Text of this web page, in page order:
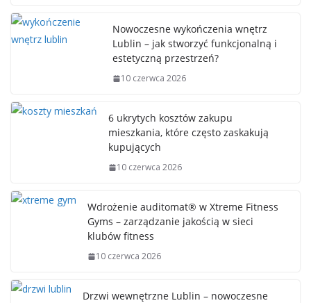
Nowoczesne wykończenia wnętrz
Lublin – jak stworzyć funkcjonalną i
estetyczną przestrzeń?
10 czerwca 2026
6 ukrytych kosztów zakupu
mieszkania, które często zaskakują
kupujących
10 czerwca 2026
Wdrożenie auditomat® w Xtreme Fitness
Gyms – zarządzanie jakością w sieci
klubów fitness
10 czerwca 2026
Drzwi wewnętrzne Lublin – nowoczesne